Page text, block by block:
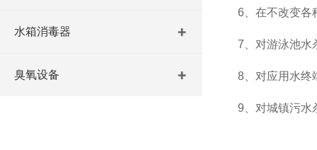
水箱消毒器
臭氧设备
6、在不改变各
7、对游泳池水
8、对应用水终
9、对城镇污水